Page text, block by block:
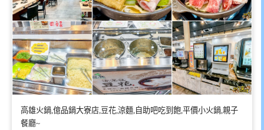
高雄火鍋,億品鍋大寮店,豆花,涼麵,自助吧吃到飽,平價小火鍋,親子
餐廳~